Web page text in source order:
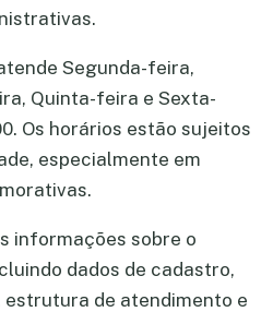
Segunda-feira,
Quinta-feira e Sexta-
Os horários estão sujeitos
especialmente em
informações sobre o
dados de cadastro,
de atendimento e